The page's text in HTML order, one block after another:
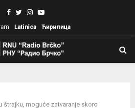
Facebook
TwitterInstagram
Youtube
Latinica Ћирилица
štrajku, moguće zatvaranje skoro